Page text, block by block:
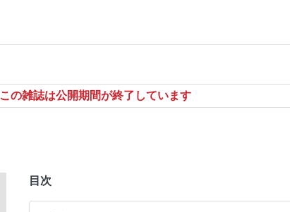
この雑誌は公開期間が終了しています
目次